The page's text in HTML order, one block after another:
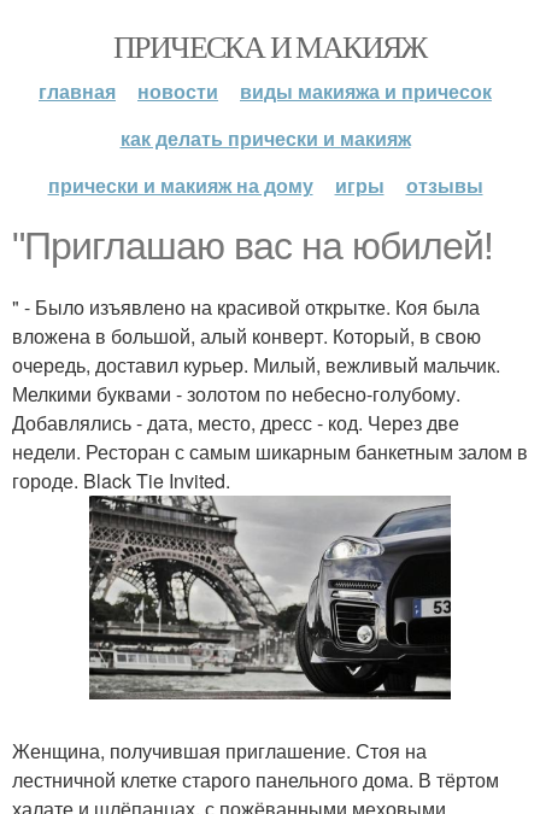
ПРИЧЕСКА И МАКИЯЖ
главная новости
виды макияжа и причесок
как делать прически и макияж
прически и макияж на дому
игры отзывы
"Приглашаю вас на юбилей!
" - Было изъявлено на красивой открытке. Коя была
вложена в большой, алый конверт. Который, в свою
очередь, доставил курьер. Милый, вежливый мальчик.
Мелкими буквами - золотом по небесно-голубому.
Добавлялись - дата, место, дресс - код. Через две
недели. Ресторан с самым шикарным банкетным залом в
городе. Black Tie Invited.
Женщина, получившая приглашение. Стоя на
лестничной клетке старого панельного дома. В тёртом
халате и шлёпанцах, с пожёванными меховыми